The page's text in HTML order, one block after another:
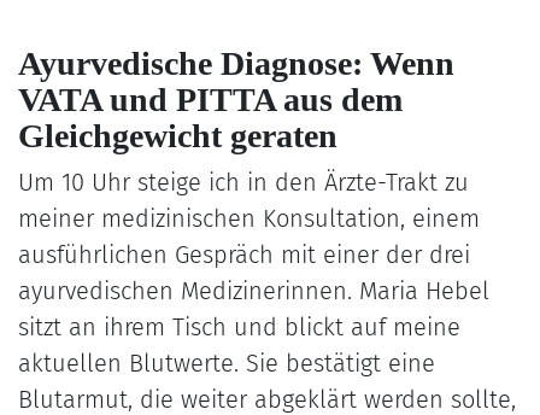
Ayurvedische Diagnose: Wenn
VATA und PITTA aus dem
Gleichgewicht geraten
Um 10 Uhr steige ich in den Ärzte-Trakt zu
meiner medizinischen Konsultation, einem
ausführlichen Gespräch mit einer der drei
ayurvedischen Medizinerinnen. Maria Hebel
sitzt an ihrem Tisch und blickt auf meine
aktuellen Blutwerte. Sie bestätigt eine
Blutarmut, die weiter abgeklärt werden sollte,